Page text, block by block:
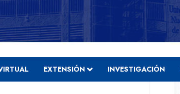
EXTENSIÓN INVESTIGACIÓN